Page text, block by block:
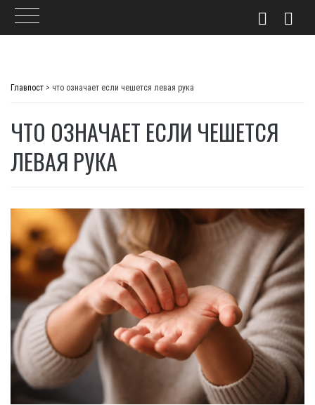
Главпост > что означает если чешется левая рука
ЧТО ОЗНАЧАЕТ ЕСЛИ ЧЕШЕТСЯ
ЛЕВАЯ РУКА